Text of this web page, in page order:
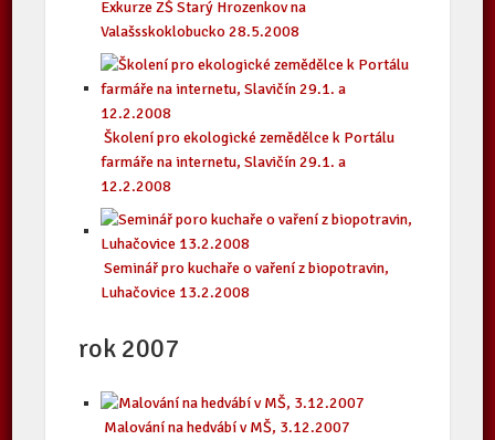
Exkurze ZŠ Starý Hrozenkov na
Valašsskoklobucko 28.5.2008
Školení pro ekologické zemědělce k Portálu
farmáře na internetu, Slavičín 29.1. a
12.2.2008
Seminář pro kuchaře o vaření z biopotravin,
Luhačovice 13.2.2008
rok 2007
Malování na hedvábí v MŠ, 3.12.2007